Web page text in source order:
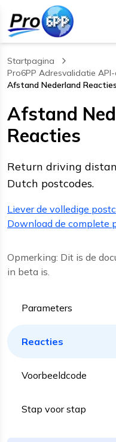
Startpagina
Pro6PP Adresvalidatie
Afstand Nederland Reacties
, current page
Afstand
Reacties
Return driving
Dutch postcodes.
Liever de volledige
Download de complete
Opmerking: Dit is de
in beta is.
Parameters
Reacties
Voorbeeldcode
Stap voor stap